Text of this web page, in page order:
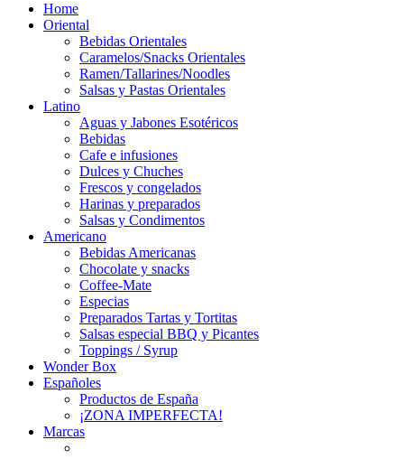
Home
Oriental
Bebidas Orientales
Caramelos/Snacks Orientales
Ramen/Tallarines/Noodles
Salsas y Pastas Orientales
Latino
Aguas y Jabones Esotéricos
Bebidas
Cafe e infusiones
Dulces y Chuches
Frescos y congelados
Harinas y preparados
Salsas y Condimentos
Americano
Bebidas Americanas
Chocolate y snacks
Coffee-Mate
Especias
Preparados Tartas y Tortitas
Salsas especial BBQ y Picantes
Toppings / Syrup
Wonder Box
Españoles
Productos de España
¡ZONA IMPERFECTA!
Marcas